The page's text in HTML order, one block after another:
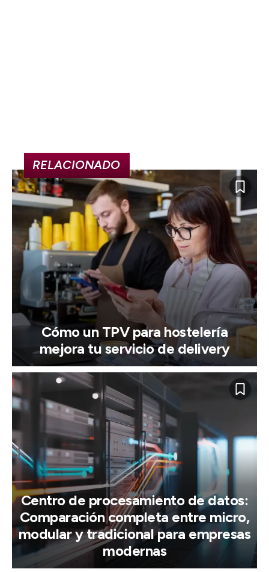
RELACIONADO
Cómo un TPV para hostelería
mejora tu servicio de delivery
Centro de procesamiento de datos:
Comparación completa entre micro,
modular y tradicional para empresas
modernas